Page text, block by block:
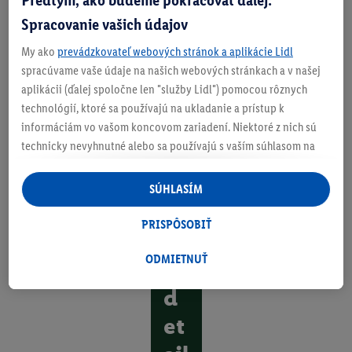
ť
d
o
na
j
m
en
ši
o
d
et
Spracovanie vašich údajov
My ako prevádzkovateľ webových stránok a aplikácie Lidl
spracúvame vaše údaje na našich webových stránkach a v našej
aplikácii (ďalej spoločne len "služby Lidl") pomocou rôznych
technológií, ktoré sa používajú na ukladanie a prístup k
informáciám vo vašom koncovom zariadení. Niektoré z nich sú
technicky nevyhnutné alebo sa používajú s vaším súhlasom na
personalizovanú reklamu v rámci služieb Lidl aj mimo nich. Ak
ste účastníkom programu Lidl Plus, na tieto účely sa spracúvajú
aj údaje z vášho nákupného správania v obchode.
následne si vytvoríte účet Lidl Plus alebo sa prihlásite do svojho
tiež vytvoriť špeciálny online identifikátor z e-mailovej adresy,
prevádzkovaných tretími stranami a zobrazovať vám
ODMIETNUŤ
PRISPÔSOBIŤ
SÚHLASÍM